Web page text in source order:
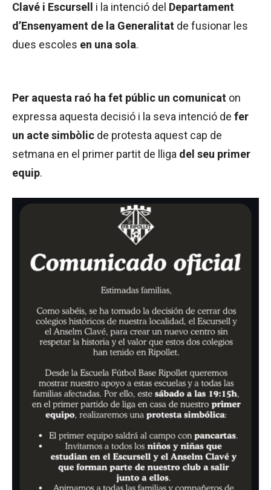
Clavé i Escursell
i la intenció del Departament
d’Ensenyament de la Generalitat de fusionar les
dues escoles en una sola.
Per aquesta raó ha fet públic un comunicat on
expressa aquesta decisió i la seva intenció de fer
un acte simbòlic de protesta aquest cap de
setmana en el primer partit de lliga del seu primer
equip.